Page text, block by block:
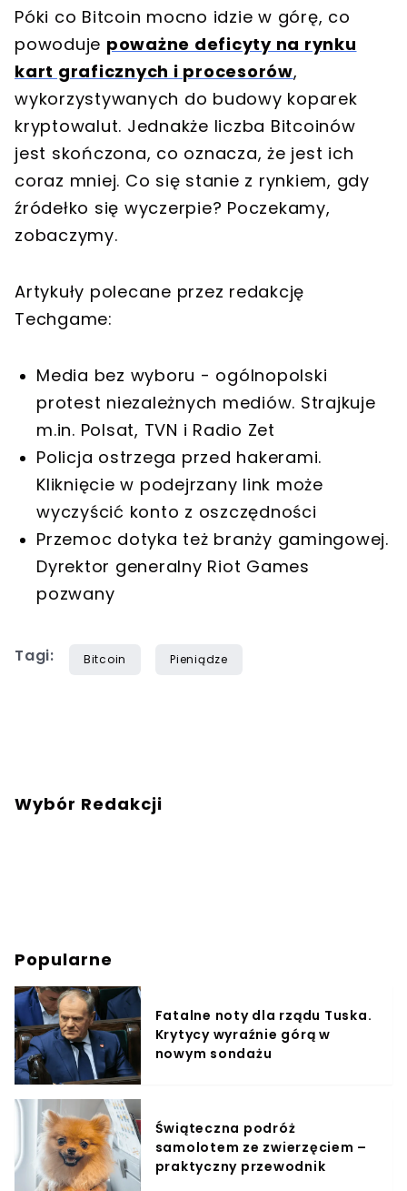
Póki co Bitcoin mocno idzie w górę, co
powoduje poważne deficyty na rynku
kart graficznych i procesorów,
wykorzystywanych do budowy koparek
kryptowalut. Jednakże liczba Bitcoinów
jest skończona, co oznacza, że jest ich
coraz mniej. Co się stanie z rynkiem, gdy
źródełko się wyczerpie? Poczekamy,
zobaczymy.
Artykuły polecane przez redakcję
Techgame:
Media bez wyboru - ogólnopolski
protest niezależnych mediów. Strajkuje
m.in. Polsat, TVN i Radio Zet
Policja ostrzega przed hakerami.
Kliknięcie w podejrzany link może
wyczyścić konto z oszczędności
Przemoc dotyka też branży gamingowej.
Dyrektor generalny Riot Games
pozwany
Tagi: Bitcoin Pieniądze
Wybór Redakcji
Popularne
Fatalne noty dla rządu Tuska.
Krytycy wyraźnie górą w
nowym sondażu
Świąteczna podróż
samolotem ze zwierzęciem –
praktyczny przewodnik